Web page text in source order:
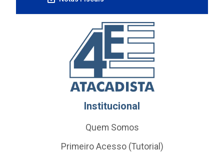
Institucional
Quem Somos
Primeiro Acesso (Tutorial)